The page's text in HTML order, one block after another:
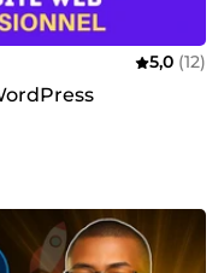
5,0 (12)